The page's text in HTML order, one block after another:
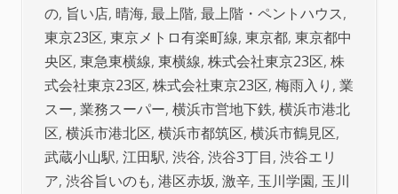
の, 旨い店, 晴海, 最上階, 最上階・ペントハウス,
東京23区, 東京メトロ有楽町線, 東京都, 東京都中
央区, 東急東横線, 東横線, 株式会社東京23区, 株
式会社東京23区, 株式会社東京23区, 梅雨入り , 業
スー, 業務スーパー, 横浜市営地下鉄, 横浜市港北
区, 横浜市港北区, 横浜市都筑区, 横浜市鶴見区,
武蔵小山駅, 江田駅, 渋谷, 渋谷3丁目, 渋谷エリ
ア, 渋谷旨いのも, 港区赤坂, 激辛, 玉川学園, 玉川